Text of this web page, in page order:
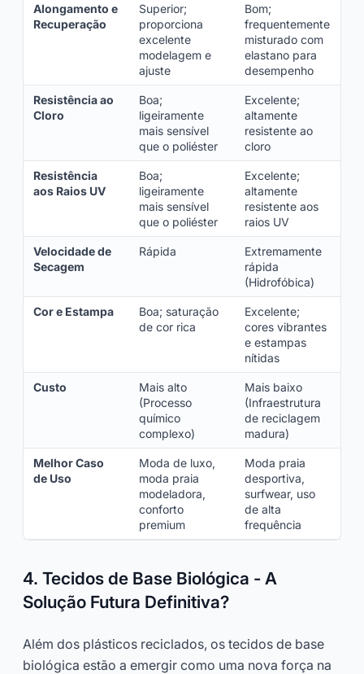
Alongamento e
Recuperação
Superior;
proporciona
excelente
modelagem e
ajuste
Bom;
frequentemente
misturado com
elastano para
desempenho
Resistência ao
Cloro
Boa;
ligeiramente
mais sensível
que o poliéster
Excelente;
altamente
resistente ao
cloro
Resistência
aos Raios UV
Boa;
ligeiramente
mais sensível
que o poliéster
Excelente;
altamente
resistente aos
raios UV
Velocidade de
Secagem
Rápida
Extremamente
rápida
(Hidrofóbica)
Cor e Estampa
Boa; saturação
de cor rica
Excelente;
cores vibrantes
e estampas
nítidas
Custo
Mais alto
(Processo
químico
complexo)
Mais baixo
(Infraestrutura
de reciclagem
madura)
Melhor Caso
de Uso
Moda de luxo,
moda praia
modeladora,
conforto
premium
Moda praia
desportiva,
surfwear, uso
de alta
frequência
4. Tecidos de Base Biológica - A
Solução Futura Definitiva?
Além dos plásticos reciclados, os tecidos de base
biológica estão a emergir como uma nova força na